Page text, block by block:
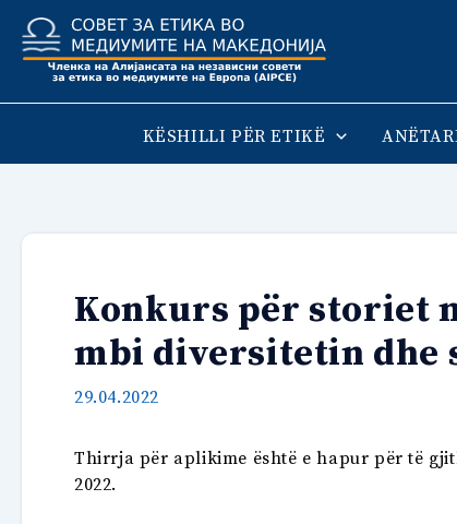
Skip
content
KËSHILLI PËR ETIKË
Konkurs për storiet
mbi diversitetin dhe
29.04.2022
Thirrja për aplikime është e hapur për të
2022.